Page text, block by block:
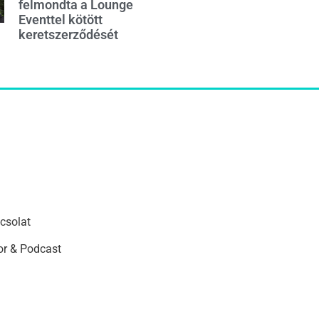
felmondta a Lounge
Eventtel kötött
keretszerződését
& Podcast